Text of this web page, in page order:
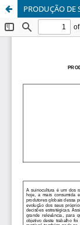
PRODUÇÃO DE